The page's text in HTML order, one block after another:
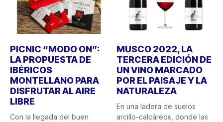
PICNIC “MODO ON”:
LA PROPUESTA DE
IBÉRICOS
MONTELLANO PARA
DISFRUTAR AL AIRE
LIBRE
Con la llegada del buen
MUSCO 2022, LA
TERCERA EDICIÓN DE
UN VINO MARCADO
POR EL PAISAJE Y LA
NATURALEZA
En una ladera de suelos
arcillo-calcáreos, donde las